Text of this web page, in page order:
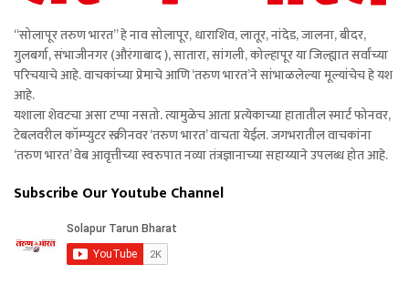
“सोलापूर तरुण भारत” हे नाव सोलापूर, धाराशिव, लातूर, नांदेड, जालना, बीदर,
गुलबर्गा, संभाजीनगर (औरंगाबाद ), सातारा, सांगली, कोल्हापूर या जिल्ह्यात सर्वांच्या
परिचयाचे आहे. वाचकांच्या प्रेमाचे आणि ‘तरुण भारत’ने सांभाळलेल्या मूल्यांचेच हे यश
आहे.
यशाला शेवटचा असा टप्पा नसतो. त्यामुळेच आता प्रत्येकाच्या हातातील स्मार्ट फोनवर,
टेबलवरील कॉम्प्युटर स्क्रीनवर ‘तरुण भारत’ वाचता येईल. जगभरातील वाचकांना
‘तरुण भारत’ वेब आवृत्तीच्या स्वरुपात नव्या तंत्रज्ञानाच्या सहाय्याने उपलब्ध होत आहे.
Subscribe Our Youtube Channel